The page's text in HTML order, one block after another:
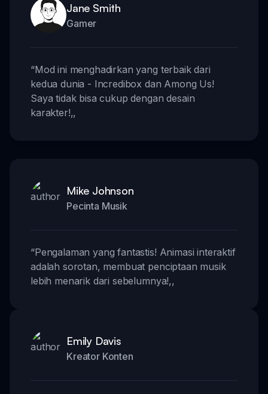
Jane Smith
Gamer
“Mod ini menghadirkan yang terbaik dari
kedua dunia - Incredibox dan Among Us!
Saya tidak bisa cukup dengan desain
karakter!,,
Mike Johnson
Pecinta Musik
“Pengalaman yang fantastis! Animasi interaktif
adalah sorotan, membuat penciptaan musik
lebih menarik dari sebelumnya!,,
Emily Davis
Kreator Konten